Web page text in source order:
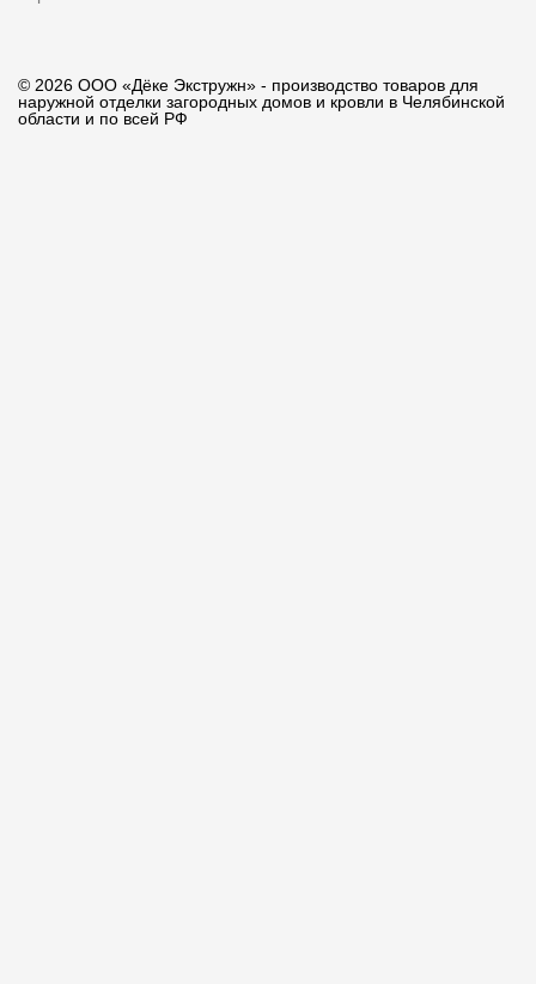
© 2026 ООО «Дёке Экстружн» - производство товаров для
наружной отделки загородных домов и кровли в Челябинской
области и по всей РФ